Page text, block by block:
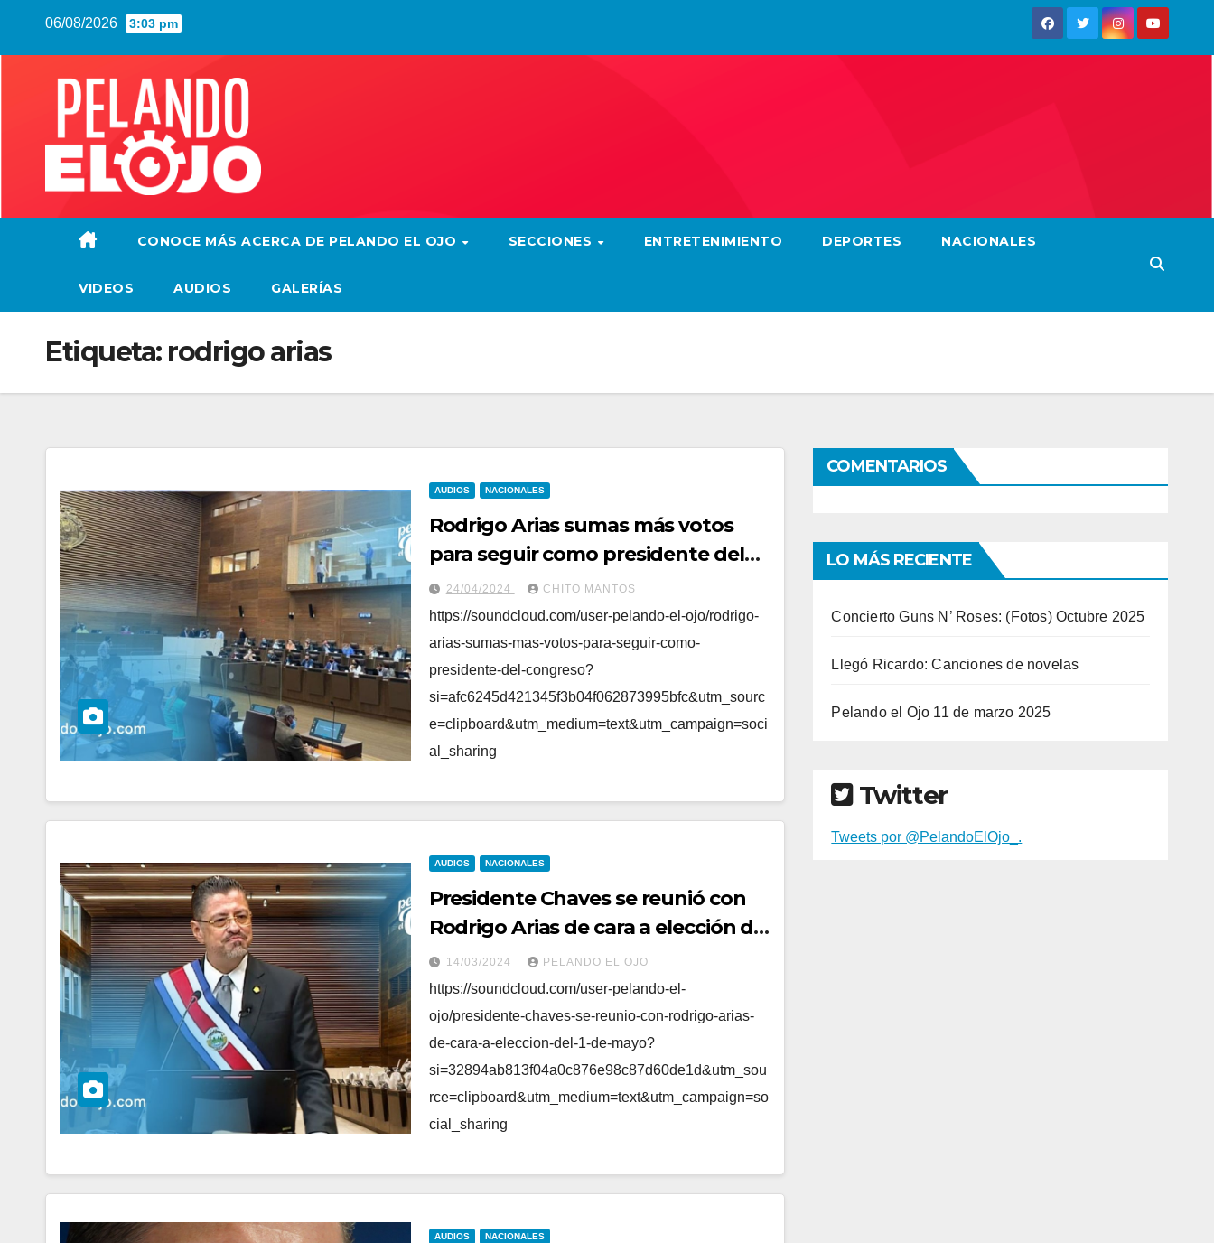
06/08/2026 3:03 pm
CONOCE MÁS ACERCA DE PELANDO EL OJO SECCIONES ENTRETENIMIENTO DEPORTES NACIONALES
VIDEOS AUDIOS GALERÍAS
Etiqueta: rodrigo arias
AUDIOS NACIONALES
Rodrigo Arias sumas más votos
para seguir como presidente del
Congreso
24/04/2024 CHITO MANTOS
https://soundcloud.com/user-pelando-el-ojo/rodrigo-
arias-sumas-mas-votos-para-seguir-como-
presidente-del-congreso?
si=afc6245d421345f3b04f062873995bfc&utm_sourc
e=clipboard&utm_medium=text&utm_campaign=soci
al_sharing
AUDIOS NACIONALES
Presidente Chaves se reunió con
Rodrigo Arias de cara a elección del
1 de mayo
14/03/2024 PELANDO EL OJO
https://soundcloud.com/user-pelando-el-
ojo/presidente-chaves-se-reunio-con-rodrigo-arias-
de-cara-a-eleccion-del-1-de-mayo?
si=32894ab813f04a0c876e98c87d60de1d&utm_sou
rce=clipboard&utm_medium=text&utm_campaign=so
cial_sharing
AUDIOS NACIONALES
COMENTARIOS
LO MÁS RECIENTE
Concierto Guns N’ Roses: (Fotos) Octubre 2025
Llegó Ricardo: Canciones de novelas
Pelando el Ojo 11 de marzo 2025
Twitter
Tweets por @PelandoElOjo_.